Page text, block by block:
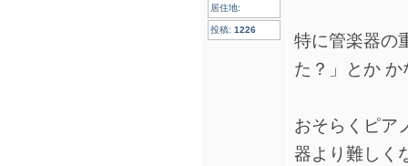
居住地:
投稿: 1226
特に管楽器の
た？」とか
おそらくピア
器より難しく